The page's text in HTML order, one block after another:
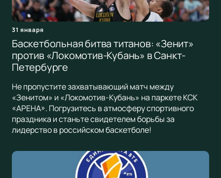
31 января
Баскетбольная битва титанов: «Зенит»
против «Локомотив-Кубань» в Санкт-
Петербурге
Не пропустите захватывающий матч между
«Зенитом» и «Локомотив-Кубань» на паркете КСК
«АРЕНА». Погрузитесь в атмосферу спортивного
праздника и станьте свидетелем борьбы за
лидерство в российском баскетболе!